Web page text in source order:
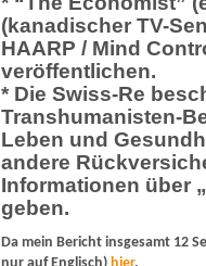
(kanadischer TV-
HAARP / Mind
veröffentlichen.
* Die Swiss-Re
Transhumanisten-
Leben und
andere
Informationen über
geben.
Da mein Bericht insgesamt 12